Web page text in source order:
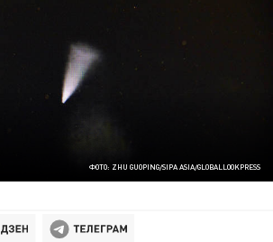
ФОТО: ZHU GUOPING/SIPA ASIA/GLOBALLOOKPRESS